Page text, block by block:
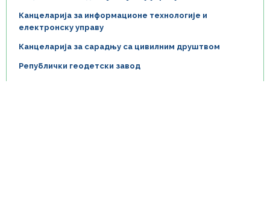
Канцеларија за информационе технологије и
електронску управу
Канцеларија за сарадњу са цивилним друштвом
Републички геодетски завод